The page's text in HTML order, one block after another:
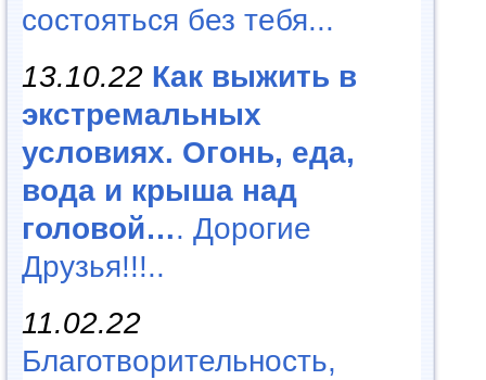
состояться без тебя...
13.10.22 Как выжить в
экстремальных
условиях. Огонь, еда,
вода и крыша над
головой…. Дорогие
Друзья!!!..
11.02.22
Благотворительность,